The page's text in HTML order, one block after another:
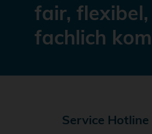
fair,
fachlich
Service Hotline